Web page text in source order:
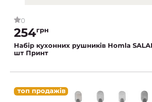
0
254грн
Набір кухонних рушників Homla
шт Принт
топ продажів